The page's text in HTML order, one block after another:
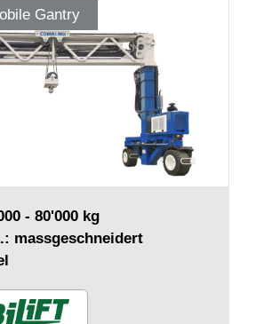
Gantry
- 80'000 kg
massgeschneidert